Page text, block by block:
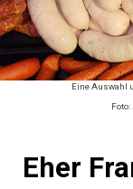
Eine Auswahl
Eher